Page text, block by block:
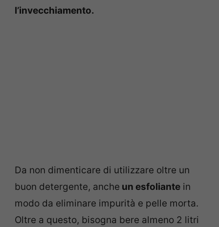
l’invecchiamento.
Da non dimenticare di utilizzare oltre un
buon detergente, anche un esfoliante in
modo da eliminare impurità e pelle morta.
Oltre a questo, bisogna bere almeno 2 litri